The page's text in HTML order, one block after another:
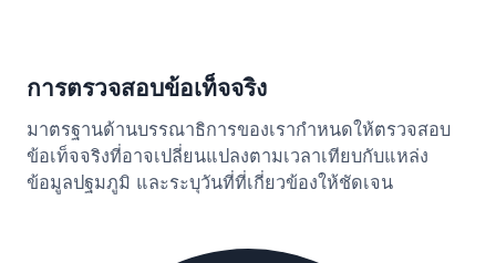
การตรวจสอบข้อเท็จจริง
มาตรฐานด้านบรรณาธิการของเรากำหนดให้ตรวจสอบ
ข้อเท็จจริงที่อาจเปลี่ยนแปลงตามเวลาเทียบกับแหล่ง
ข้อมูลปฐมภูมิ และระบุวันที่ที่เกี่ยวข้องให้ชัดเจน